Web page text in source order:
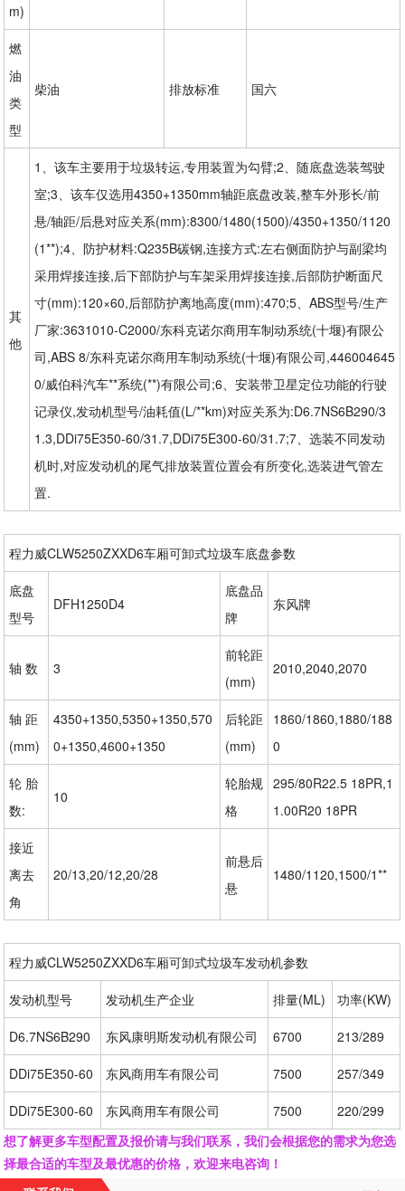
m)
燃
油
类
型
柴油 排放标准 国六
其
他
1、该车主要用于垃圾转运,专用装置为勾臂;2、随底盘选装驾驶
室;3、该车仅选用4350+1350mm轴距底盘改装,整车外形长/前
悬/轴距/后悬对应关系(mm):8300/1480(1500)/4350+1350/1120
(1**);4、防护材料:Q235B碳钢,连接方式:左右侧面防护与副梁均
采用焊接连接,后下部防护与车架采用焊接连接,后部防护断面尺
寸(mm):120×60,后部防护离地高度(mm):470;5、ABS型号/生产
厂家:3631010-C2000/东科克诺尔商用车制动系统(十堰)有限公
司,ABS 8/东科克诺尔商用车制动系统(十堰)有限公司,446004645
0/威伯科汽车**系统(**)有限公司;6、安装带卫星定位功能的行驶
记录仪,发动机型号/油耗值(L/**km)对应关系为:D6.7NS6B290/3
1.3,DDi75E350-60/31.7,DDi75E300-60/31.7;7、选装不同发动
机时,对应发动机的尾气排放装置位置会有所变化,选装进气管左
置.
程力威CLW5250ZXXD6车厢可卸式垃圾车底盘参数
底盘
型号
DFH1250D4
底盘品
牌
东风牌
轴 数 3
前轮距
(mm)
2010,2040,2070
轴 距
(mm)
4350+1350,5350+1350,570
0+1350,4600+1350
后轮距
(mm)
1860/1860,1880/188
0
轮 胎
数:
10
轮胎规
格
295/80R22.5 18PR,1
1.00R20 18PR
接近
离去
角
20/13,20/12,20/28
前悬后
悬
1480/1120,1500/1**
程力威CLW5250ZXXD6车厢可卸式垃圾车发动机参数
发动机型号 发动机生产企业 排量(ML) 功率(KW)
D6.7NS6B290 东风康明斯发动机有限公司 6700 213/289
DDi75E350-60 东风商用车有限公司 7500 257/349
DDi75E300-60 东风商用车有限公司 7500
220/299
想了解更多车型配置及报价请与我们联系，我们会根据您的需求为您选
择最合适的车型及最优惠的价格，欢迎来电咨询！